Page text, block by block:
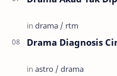
Drama Diagnosis